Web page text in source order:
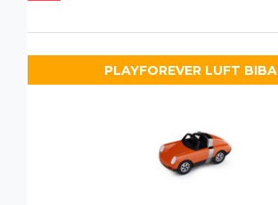
PLAYFOREVER LUFT BIBA